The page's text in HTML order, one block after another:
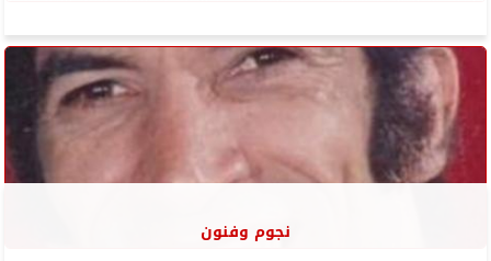
نجوم وفنون